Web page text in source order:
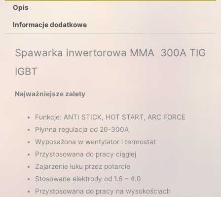
Opis
Informacje dodatkowe
Spawarka inwertorowa MMA 300A TIG
IGBT
Najważniejsze zalety
Funkcje: ANTI STICK, HOT START, ARC FORCE
Płynna regulacja od 20-300A
Wyposażona w wentylator i termostat
Przystosowana do pracy ciągłej
Zajarzenie łuku przez potarcie
Stosowane elektrody od 1.6 – 4.0
Przystosowana do pracy na wysokościach